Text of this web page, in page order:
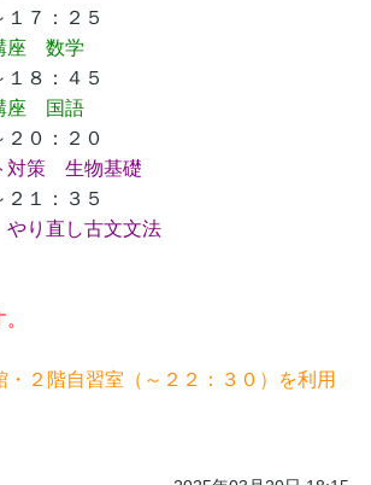
７：２５
座 数学
８：４５
座 国語
０：２０
対策 生物基礎
１：３５
り直し古文文法
。
２階自習室（～２２：３０）を利用